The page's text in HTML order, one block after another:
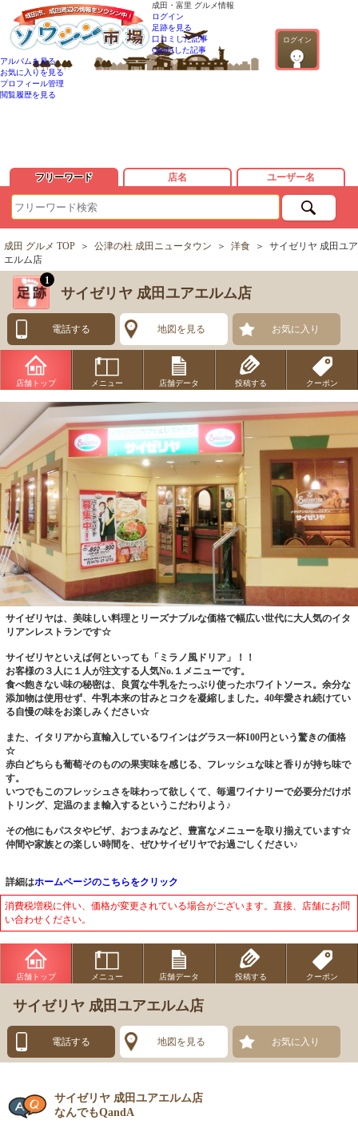
成田・富里 グルメ情報
ログイン
ログイン
足跡を見る
口コミした記事
QandAした記事
アルバムを見る
お気に入りを見る
プロフィール管理
閲覧履歴を見る
フリーワード 店名 ユーザー名
成田 グルメ TOP ＞ 公津の杜 成田ニュータウン ＞ 洋食 ＞ サイゼリヤ 成田ユア
エルム店
1
サイゼリヤ 成田ユアエルム店
電話する 地図を見る お気に入り
店舗トップ メニュー 店舗データ 投稿する クーポン
サイゼリヤは、美味しい料理とリーズナブルな価格で幅広い世代に大人気のイタ
リアンレストランです☆
サイゼリヤといえば何といっても「ミラノ風ドリア」！！
お客様の３人に１人が注文する人気No.１メニューです。
食べ飽きない味の秘密は、良質な牛乳をたっぷり使ったホワイトソース。余分な
添加物は使用せず、牛乳本来の甘みとコクを凝縮しました。40年愛され続けてい
る自慢の味をお楽しみください☆
また、イタリアから直輸入しているワインはグラス一杯100円という驚きの価格
☆
赤白どちらも葡萄そのものの果実味を感じる、フレッシュな味と香りが持ち味で
す。
いつでもこのフレッシュさを味わって欲しくて、毎週ワイナリーで必要分だけボ
トリング、定温のまま輸入するというこだわりよう♪
その他にもパスタやピザ、おつまみなど、豊富なメニューを取り揃えています☆
仲間や家族との楽しい時間を、ぜひサイゼリヤでお過ごしください♪
詳細はホームページのこちらをクリック
消費税増税に伴い、価格が変更されている場合がございます。直接、店舗にお問
い合わせください。
店舗トップ メニュー 店舗データ 投稿する クーポン
サイゼリヤ 成田ユアエルム店
電話する 地図を見る お気に入り
サイゼリヤ 成田ユアエルム店
なんでもQandA